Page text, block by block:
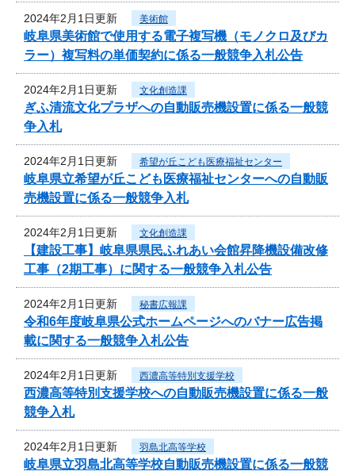
2024年2月1日更新 美術館
岐阜県美術館で使用する電子複写機（モノクロ及びカ
ラー）複写料の単価契約に係る一般競争入札公告
2024年2月1日更新 文化創造課
ぎふ清流文化プラザへの自動販売機設置に係る一般競
争入札
2024年2月1日更新 希望が丘こども医療福祉センター
岐阜県立希望が丘こども医療福祉センターへの自動販
売機設置に係る一般競争入札
2024年2月1日更新 文化創造課
【建設工事】岐阜県県民ふれあい会館昇降機設備改修
工事（2期工事）に関する一般競争入札公告
2024年2月1日更新 秘書広報課
令和6年度岐阜県公式ホームページへのバナー広告掲
載に関する一般競争入札公告
2024年2月1日更新 西濃高等特別支援学校
西濃高等特別支援学校への自動販売機設置に係る一般
競争入札
2024年2月1日更新 羽島北高等学校
岐阜県立羽島北高等学校自動販売機設置に係る一般競